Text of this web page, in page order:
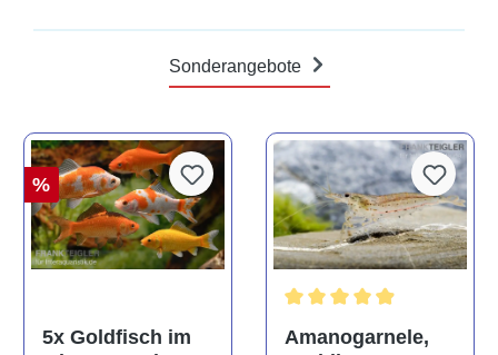
Sonderangebote
%
5x Goldfisch im
Amanogarnele,